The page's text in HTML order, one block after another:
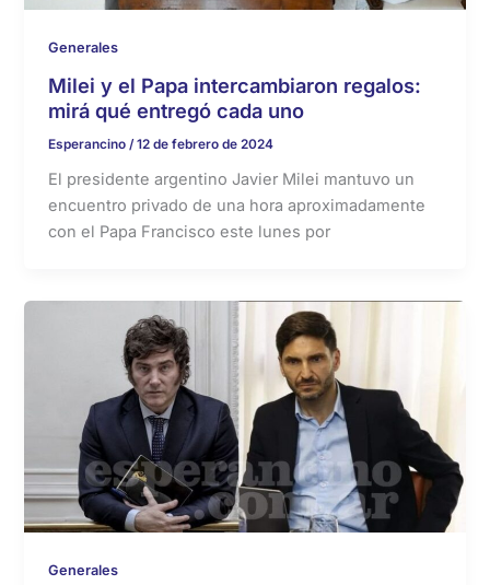
Generales
Milei y el Papa intercambiaron regalos:
mirá qué entregó cada uno
Esperancino /12 de febrero de 2024
El presidente argentino Javier Milei mantuvo un
encuentro privado de una hora aproximadamente
con el Papa Francisco este lunes por
Generales